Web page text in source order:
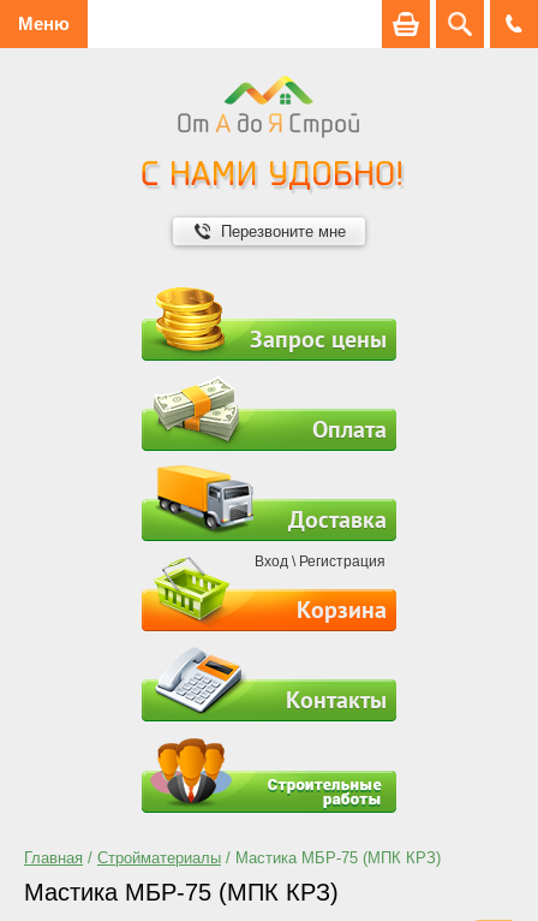
Меню
Перезвоните мне
Запрос цены
Оплата
Доставка
Корзина
Контакты
Вход\ Регистрация
Главная / Стройматериалы / Мастика МБР-75 (МПК КРЗ)
Мастика МБР-75 (МПК КРЗ)